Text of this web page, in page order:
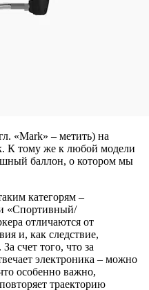
«Mark» – метить) на
К тому же к любой модели
баллон, о котором мы
категорям –
«Спортивный/
отличаются от
и, как следствие,
счет того, что за
электроника – можно
особенно важно,
траекторию